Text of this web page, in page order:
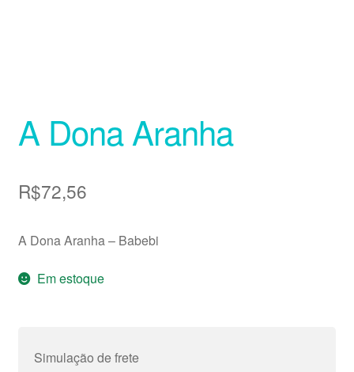
A Dona Aranha
R$72,56
A Dona Aranha – Babebi
Em estoque
Simulação de frete